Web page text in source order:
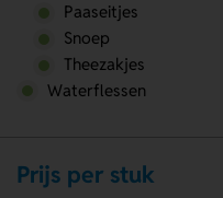
Paaseitjes
Snoep
Theezakjes
Waterflessen
Prijs per stuk